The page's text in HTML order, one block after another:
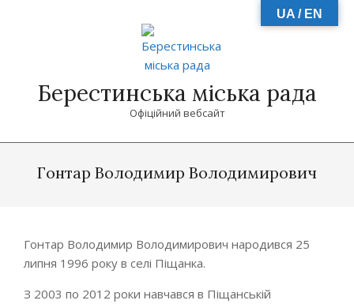
Берестинська міська рада
Офіційний вебсайт
NavigationГонтар Володимир Володимирович
Гонтар Володимир Володимирович народився 25
липня 1996 року в селі Піщанка.
З 2003 по 2012 роки навчався в Піщанській
UA / EN